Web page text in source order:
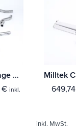
Milltek Cat-Back Anlage Audi A4 1.8T B6 quattro Cabriolet
€ inkl.
649,74
inkl. MwSt.